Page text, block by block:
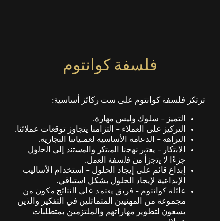
فلسفة كوانتوم
ترتكز فلسفة كوانتوم على ست ركائز أساسية:
التميز – سلوك وليس مهارة.
التركيز على العملاء – التزامنا يتجاوز توقعات عملائنا.
النزاهة – الدعامة الأساسية لعملياتنا التجارية.
اﻻﺑﺗﮐﺎر – ﯾﻌﺗﺑر ﻧﮭﺟﻧﺎ اﻟﻣﺑﺗﮐر واﻟﻣﺳﺗﻧد إﻟﯽ اﻟﺣﻟول
ﺟزءًا ﻻ ﯾﺗﺟزأ ﻣن ﻓﻟﺳﻔﺔ اﻟﻌﻣل.
إبداع قائم على إيجاد الحلول – استخدام الأساليب
الإبداعية لإيجاد الحلول بشكل استباقي.
عائلة كوانتوم – فريق يعتمد على النتائج مكون من
مجموعة من المهنيين المتماثلين في التفكير والذين
يسعون لتطوير مهاراتهم والملتزمين بمتطلبات